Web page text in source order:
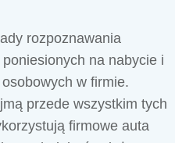
rozpoznawania
na nabycie i
w firmie.
przede wszystkim tych
firmowe auta